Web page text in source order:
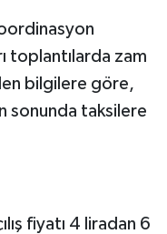
toplantılarda zam
bilgilere göre,
sonunda taksilere
fiyatı 4 liradan 6